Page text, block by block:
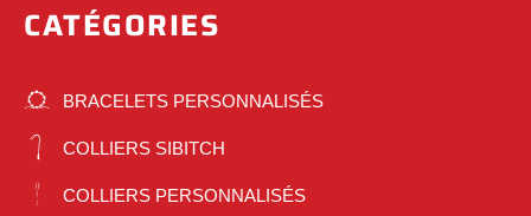
CATÉGORIES
BRACELETS PERSONNALISÉS
COLLIERS SIBITCH
COLLIERS PERSONNALISÉS